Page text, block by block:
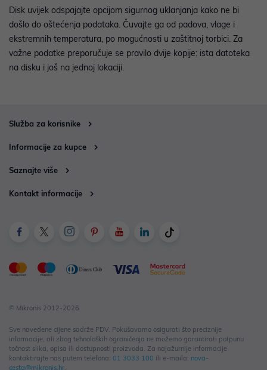
Disk uvijek odspajajte opcijom sigurnog uklanjanja kako ne bi
došlo do oštećenja podataka. Čuvajte ga od padova, vlage i
ekstremnih temperatura, po mogućnosti u zaštitnoj torbici. Za
važne podatke preporučuje se pravilo dvije kopije: ista datoteka
na disku i još na jednoj lokaciji.
Služba za korisnike
Informacije za kupce
Saznajte više
Kontakt informacije
© Mikronis 2012-2026
Sve navedene cijene sadrže PDV. Pokušavamo osigurati što preciznije
informacije, ali zbog tehnoloških ograničenja ne možemo garantirati potpunu
točnost slika, opisa ili dostupnosti proizvoda. Za najažurnije informacije
kontaktirajte nas putem telefona: 01 3033 100 ili e-maila: nova-
cesta@mikronis.hr.